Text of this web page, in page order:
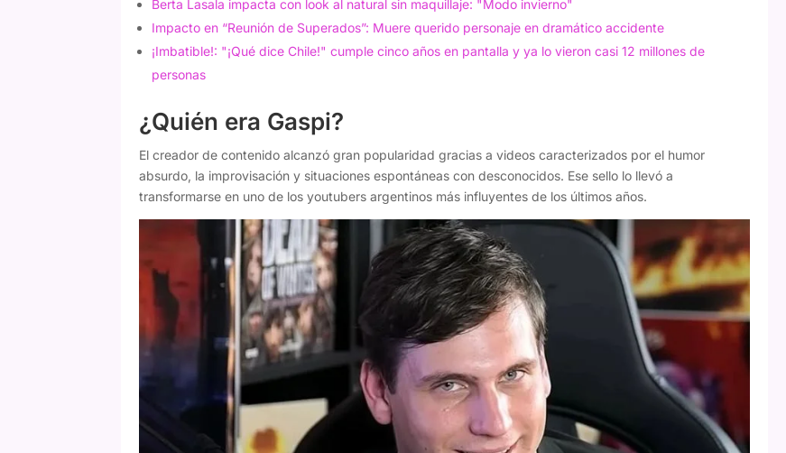
Berta Lasala impacta con look al natural sin maquillaje: "Modo invierno"
Impacto en “Reunión de Superados”: Muere querido personaje en dramático accidente
¡Imbatible!: "¡Qué dice Chile!" cumple cinco años en pantalla y ya lo vieron casi 12 millones de
personas
¿Quién era Gaspi?
El creador de contenido alcanzó gran popularidad gracias a videos caracterizados por el humor
absurdo, la improvisación y situaciones espontáneas con desconocidos. Ese sello lo llevó a
transformarse en uno de los youtubers argentinos más influyentes de los últimos años.